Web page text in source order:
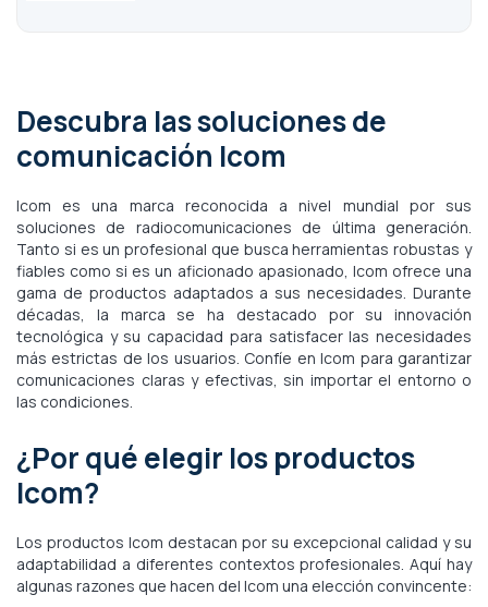
Descubra las soluciones de
comunicación Icom
Icom es una marca reconocida a nivel mundial por sus
soluciones de radiocomunicaciones de última generación.
Tanto si es un profesional que busca herramientas robustas y
fiables como si es un aficionado apasionado, Icom ofrece una
gama de productos adaptados a sus necesidades. Durante
décadas, la marca se ha destacado por su innovación
tecnológica y su capacidad para satisfacer las necesidades
más estrictas de los usuarios. Confíe en Icom para garantizar
comunicaciones claras y efectivas, sin importar el entorno o
las condiciones.
¿Por qué elegir los productos
Icom?
Los productos Icom destacan por su excepcional calidad y su
adaptabilidad a diferentes contextos profesionales. Aquí hay
algunas razones que hacen del Icom una elección convincente: